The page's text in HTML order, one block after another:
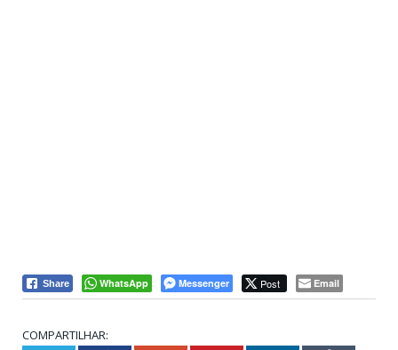
Share WhatsApp Messenger Post Email
COMPARTILHAR: